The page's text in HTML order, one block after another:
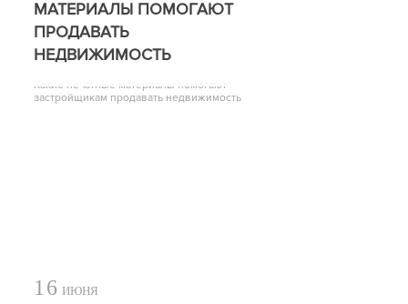
МАТЕРИАЛЫ ПОМОГАЮТ
ПРОДАВАТЬ
НЕДВИЖИМОСТЬ
Какие печатные материалы помогают
застройщикам продавать недвижимость
16 ИЮНЯ